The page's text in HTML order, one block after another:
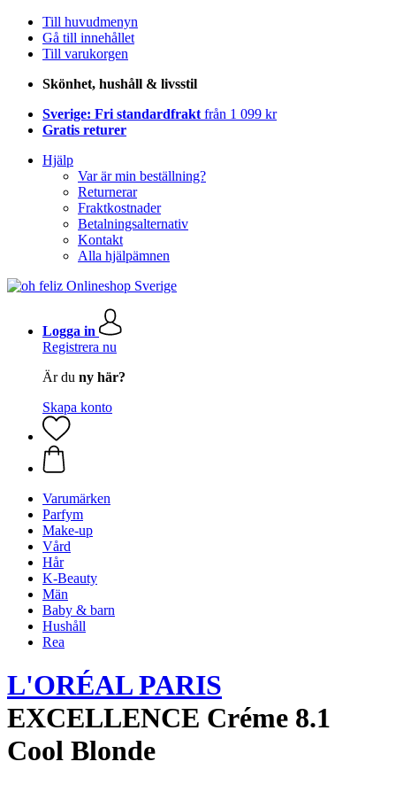
Till huvudmenyn
Gå till innehållet
Till varukorgen
Skönhet, hushåll & livsstil
Sverige: Fri standardfrakt från 1 099 kr
Gratis returer
Hjälp
Var är min beställning?
Returnerar
Fraktkostnader
Betalningsalternativ
Kontakt
Alla hjälpämnen
Logga in
Registrera nu
Är du ny här?
Skapa konto
Varumärken
Parfym
Make-up
Vård
Hår
K-Beauty
Män
Baby & barn
Hushåll
Rea
L'ORÉAL PARIS
EXCELLENCE Créme 8.1
Cool Blonde